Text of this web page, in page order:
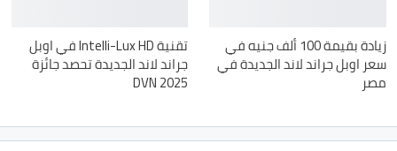
زيادة بقيمة 100 ألف جنيه في
سعر اوبل جراند لاند الجديدة في
مصر
تقنية Intelli-Lux HD في اوبل
جراند لاند الجديدة تحصد جائزة
DVN 2025